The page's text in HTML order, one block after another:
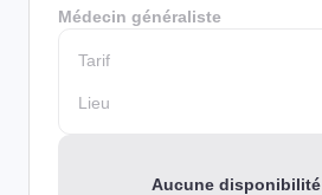
Médecin généraliste
Tarif
Lieu
Aucune